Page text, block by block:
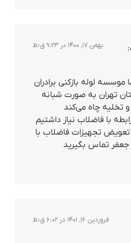
بهمن ۱۷, ۱۴۰۰ در ۹:۲۳ ق٫ظ
لوله بازکنی برادران
تهران به صورت شبانه
تخلیه چاه می‌کند
با فاضلاب نیاز داشتیم
تعویض تجهیزات فاضلاب با
تماس بگیرید
فروردین ۱۶, ۱۴۰۱ در ۶:۰۲ ق٫ظ